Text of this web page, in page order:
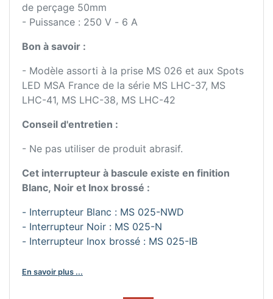
de perçage 50mm
- Puissance : 250 V - 6 A
Bon à savoir :
- Modèle assorti à la prise MS 026 et aux Spots
LED MSA France de la série MS LHC-37, MS
LHC-41, MS LHC-38, MS LHC-42
Conseil d'entretien :
- Ne pas utiliser de produit abrasif.
Cet interrupteur à bascule existe en finition
Blanc, Noir et Inox brossé :
- Interrupteur Blanc : MS 025-NWD
- Interrupteur Noir : MS 025-N
- Interrupteur Inox brossé : MS 025-IB
En savoir plus ...